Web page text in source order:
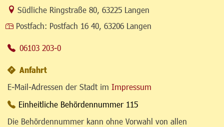
Link zur Google-Maps Navigation
Südliche Ringstraße 80, 63225 Langen
Postfach: Postfach 16 40, 63206 Langen
06103 203-0
Anfahrt
E-Mail-Adressen der Stadt im Impressum
Einheitliche Behördennummer 115
Die Behördennummer kann ohne Vorwahl von allen